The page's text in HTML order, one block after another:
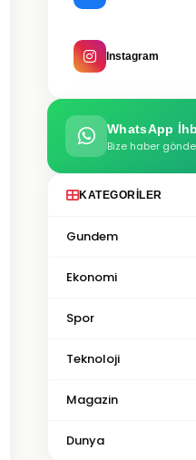
Instagram
WhatsApp
Bize haber
KATEGORILER
Gundem
Ekonomi
Spor
Teknoloji
Magazin
Dunya